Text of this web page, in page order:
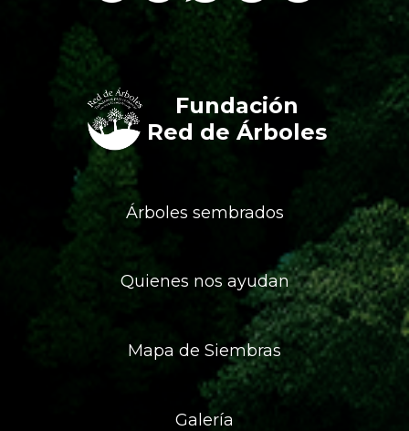
Fundación
Red de Árboles
Árboles sembrados
Quienes nos ayudan
Mapa de Siembras
Galería